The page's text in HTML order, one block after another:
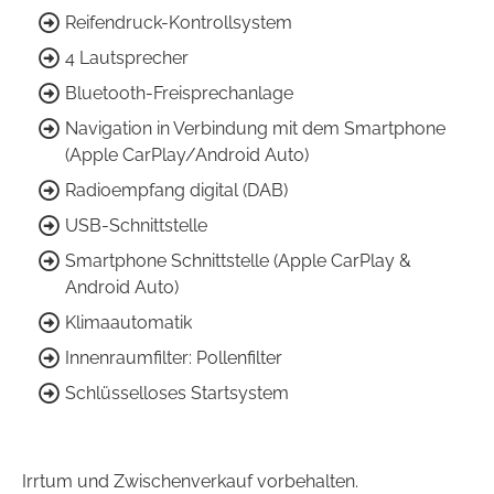
Reifendruck-Kontrollsystem
4 Lautsprecher
Bluetooth-Freisprechanlage
Navigation in Verbindung mit dem Smartphone
(Apple CarPlay/Android Auto)
Radioempfang digital (DAB)
USB-Schnittstelle
Smartphone Schnittstelle (Apple CarPlay &
Android Auto)
Klimaautomatik
Innenraumfilter: Pollenfilter
Schlüsselloses Startsystem
Irrtum und Zwischenverkauf vorbehalten.